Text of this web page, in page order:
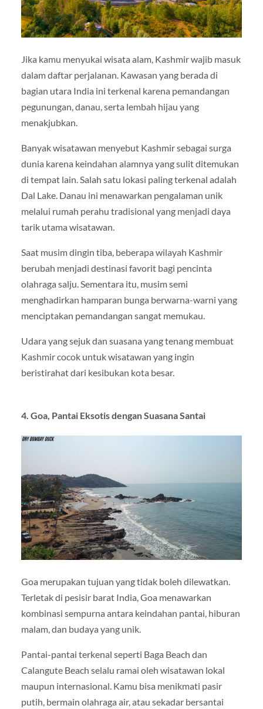
Jika kamu menyukai wisata alam, Kashmir wajib masuk
dalam daftar perjalanan. Kawasan yang berada di
bagian utara India ini terkenal karena pemandangan
pegunungan, danau, serta lembah hijau yang
menakjubkan.
Banyak wisatawan menyebut Kashmir sebagai surga
dunia karena keindahan alamnya yang sulit ditemukan
di tempat lain. Salah satu lokasi paling terkenal adalah
Dal Lake. Danau ini menawarkan pengalaman unik
melalui rumah perahu tradisional yang menjadi daya
tarik utama wisatawan.
Saat musim dingin tiba, beberapa wilayah Kashmir
berubah menjadi destinasi favorit bagi pencinta
olahraga salju. Sementara itu, musim semi
menghadirkan hamparan bunga berwarna-warni yang
menciptakan pemandangan sangat memukau.
Udara yang sejuk dan suasana yang tenang membuat
Kashmir cocok untuk wisatawan yang ingin
beristirahat dari kesibukan kota besar.
4. Goa, Pantai Eksotis dengan Suasana Santai
Goa merupakan tujuan yang tidak boleh dilewatkan.
Terletak di pesisir barat India, Goa menawarkan
kombinasi sempurna antara keindahan pantai, hiburan
malam, dan budaya yang unik.
Pantai-pantai terkenal seperti Baga Beach dan
Calangute Beach selalu ramai oleh wisatawan lokal
maupun internasional. Kamu bisa menikmati pasir
putih, bermain olahraga air, atau sekadar bersantai